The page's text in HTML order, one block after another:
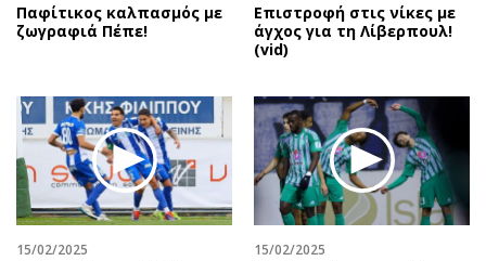
Παφίτικος καλπασμός με
ζωγραφιά Πέπε!
Επιστροφή στις νίκες με
άγχος για τη Λίβερπουλ!
(vid)
15/02/2025 15/02/2025